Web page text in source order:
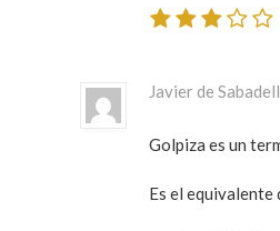
Javier de
Golpiza es un
Es el equivalente